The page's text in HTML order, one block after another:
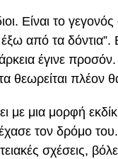
Είναι το
από τα δόντια”.
έγινε
θεωρείται πλέον
με μια μορφή
τον δρόμο
σχέσεις,